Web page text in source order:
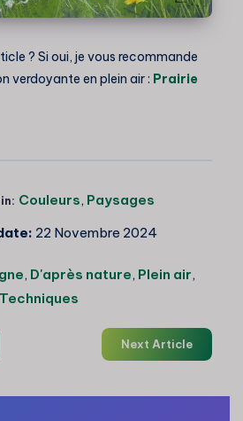
? Si oui, je vous recommande
verdoyante en plein air : Prairie
Couleurs, Paysages
22 Novembre 2024
, D'après nature, Plein air,
Techniques
Next Article